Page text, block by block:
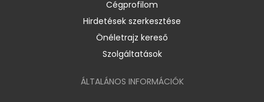
Cégprofilom
Hirdetések szerkesztése
Önéletrajz kereső
Szolgáltatások
ÁLTALÁNOS INFORMÁCIÓK